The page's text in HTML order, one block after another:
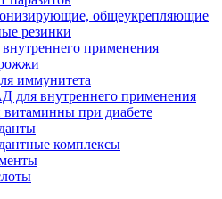
общеукрепляющие
резинки
применения
иммунитета
для внутреннего применения
витаминны при диабете
комплексы